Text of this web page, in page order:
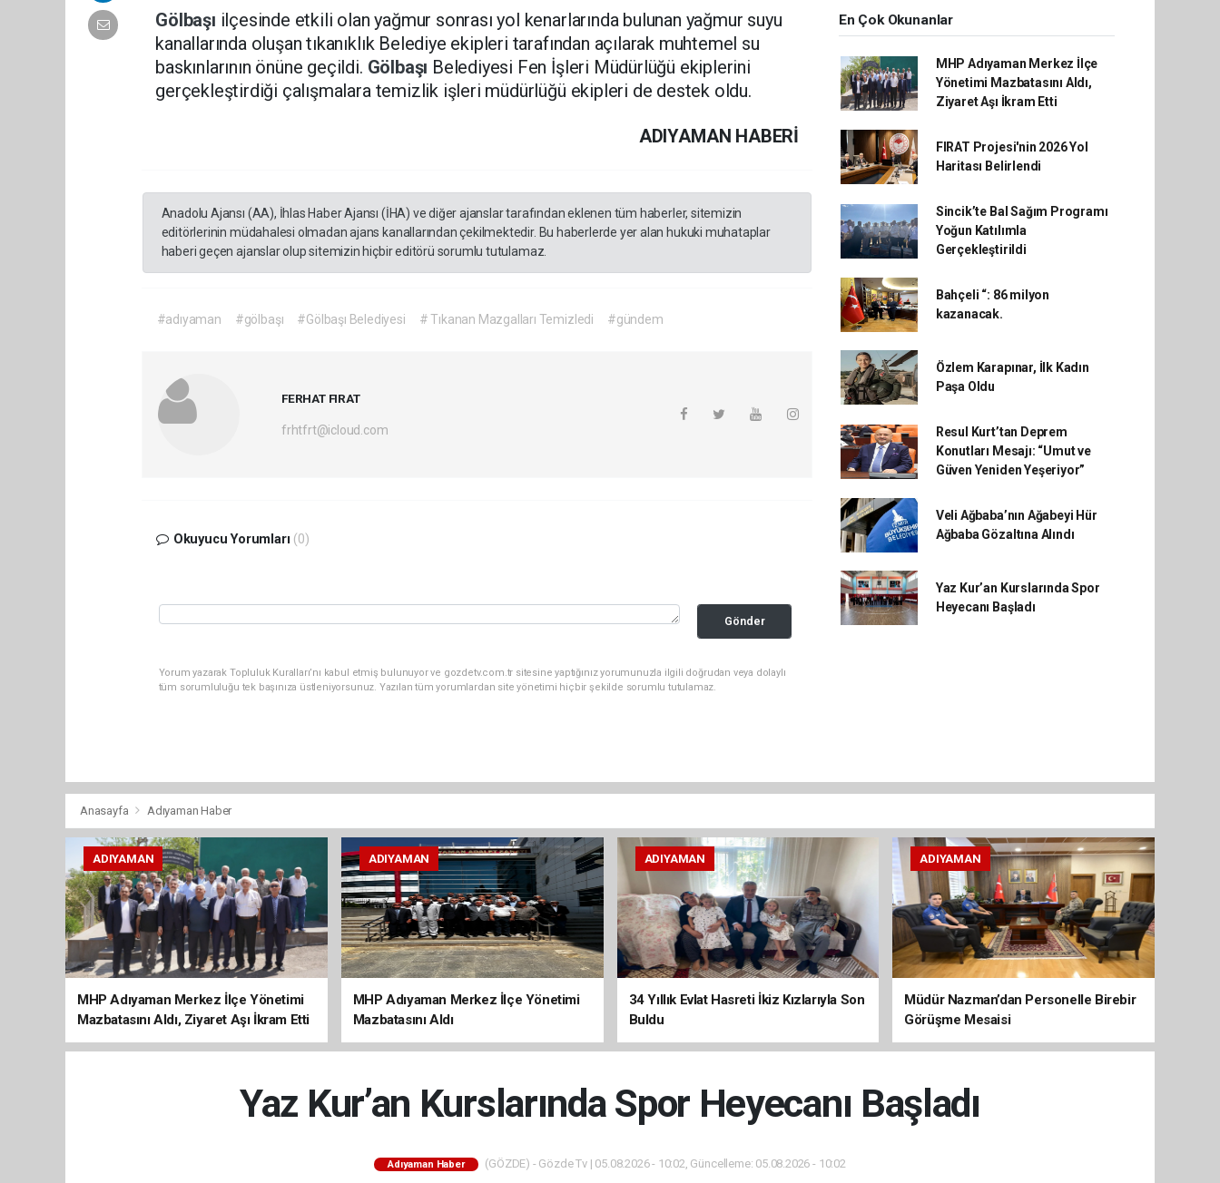
Gölbaşı ilçesinde etkili olan yağmur sonrası yol kenarlarında bulunan yağmur suyu
kanallarında oluşan tıkanıklık Belediye ekipleri tarafından açılarak muhtemel su
baskınlarının önüne geçildi. Gölbaşı Belediyesi Fen İşleri Müdürlüğü ekiplerini
gerçekleştirdiği çalışmalara temizlik işleri müdürlüğü ekipleri de destek oldu.
ADIYAMAN HABERİ
Anadolu Ajansı (AA), İhlas Haber Ajansı (İHA) ve diğer ajanslar tarafından eklenen tüm haberler, sitemizin
editörlerinin müdahalesi olmadan ajans kanallarından çekilmektedir. Bu haberlerde yer alan hukuki muhataplar
haberi geçen ajanslar olup sitemizin hiçbir editörü sorumlu tutulamaz.
#adıyaman #gölbaşı #Gölbaşı Belediyesi # Tıkanan Mazgalları Temizledi #gündem
FERHAT FIRAT
frhtfrt@icloud.com
Okuyucu Yorumları (0)
Gönder
Yorum yazarak Topluluk Kuralları’nı kabul etmiş bulunuyor ve gozdetv.com.tr sitesine yaptığınız yorumunuzla ilgili doğrudan veya dolaylı
tüm sorumluluğu tek başınıza üstleniyorsunuz. Yazılan tüm yorumlardan site yönetimi hiçbir şekilde sorumlu tutulamaz.
En Çok Okunanlar
MHP Adıyaman Merkez İlçe
Yönetimi Mazbatasını Aldı,
Ziyaret Aşı İkram Etti
FIRAT Projesi'nin 2026 Yol
Haritası Belirlendi
Sincik’te Bal Sağım Programı
Yoğun Katılımla
Gerçekleştirildi
Bahçeli “: 86 milyon
kazanacak.
Özlem Karapınar, İlk Kadın
Paşa Oldu
Resul Kurt’tan Deprem
Konutları Mesajı: “Umut ve
Güven Yeniden Yeşeriyor”
Veli Ağbaba’nın Ağabeyi Hür
Ağbaba Gözaltına Alındı
Yaz Kur’an Kurslarında Spor
Heyecanı Başladı
Anasayfa Adıyaman Haber
ADIYAMAN
MHP Adıyaman Merkez İlçe Yönetimi
Mazbatasını Aldı, Ziyaret Aşı İkram Etti
ADIYAMAN
MHP Adıyaman Merkez İlçe Yönetimi
Mazbatasını Aldı
ADIYAMAN
34 Yıllık Evlat Hasreti İkiz Kızlarıyla Son
Buldu
ADIYAMAN
Müdür Nazman’dan Personelle Birebir
Görüşme Mesaisi
Yaz Kur’an Kurslarında Spor Heyecanı Başladı
Adıyaman Haber (GÖZDE) - Gözde Tv | 05.08.2026 - 10:02, Güncelleme: 05.08.2026 - 10:02